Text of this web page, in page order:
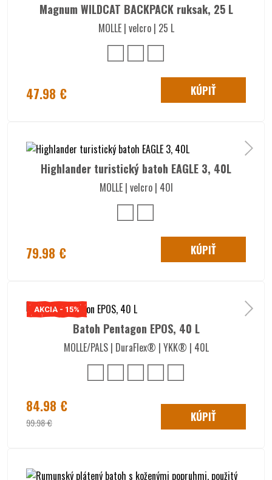
Magnum WILDCAT BACKPACK ruksak, 25 L
MOLLE | velcro | 25 L
47.98 € KÚPIŤ
Highlander turistický batoh EAGLE 3, 40L
MOLLE | velcro | 40l
79.98 € KÚPIŤ
AKCIA - 15%
Batoh Pentagon EPOS, 40 L
MOLLE/PALS | DuraFlex® | YKK® | 40L
84.98 €
99.98 € KÚPIŤ